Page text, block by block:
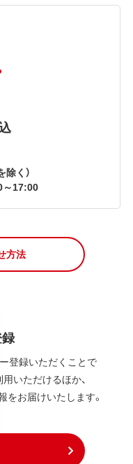
除く）
17:00
方法
登録いただくことで
いただけるほか、
お届けいたします。